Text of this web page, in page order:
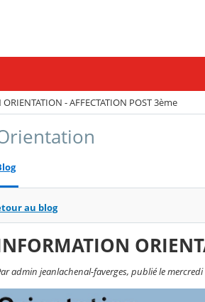
- AFFECTATION POST 3ème
au blog
admin jeanlachenal-faverges, publié le